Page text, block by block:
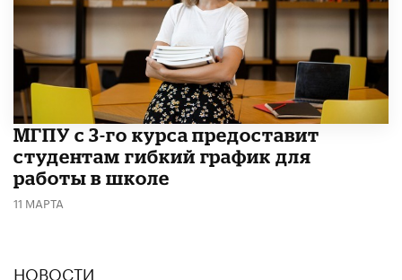
МГПУ с 3-го курса предоставит
студентам гибкий график для
работы в школе
11 МАРТА
НОВОСТИ